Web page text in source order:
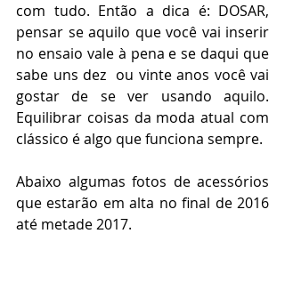
com tudo. Então a dica é: DOSAR,
pensar se aquilo que você vai inserir
no ensaio vale à pena e se daqui que
sabe uns dez  ou vinte anos você vai
gostar de se ver usando aquilo.
Equilibrar coisas da moda atual com
clássico é algo que funciona sempre.
Abaixo algumas fotos de acessórios
que estarão em alta no final de 2016
até metade 2017.